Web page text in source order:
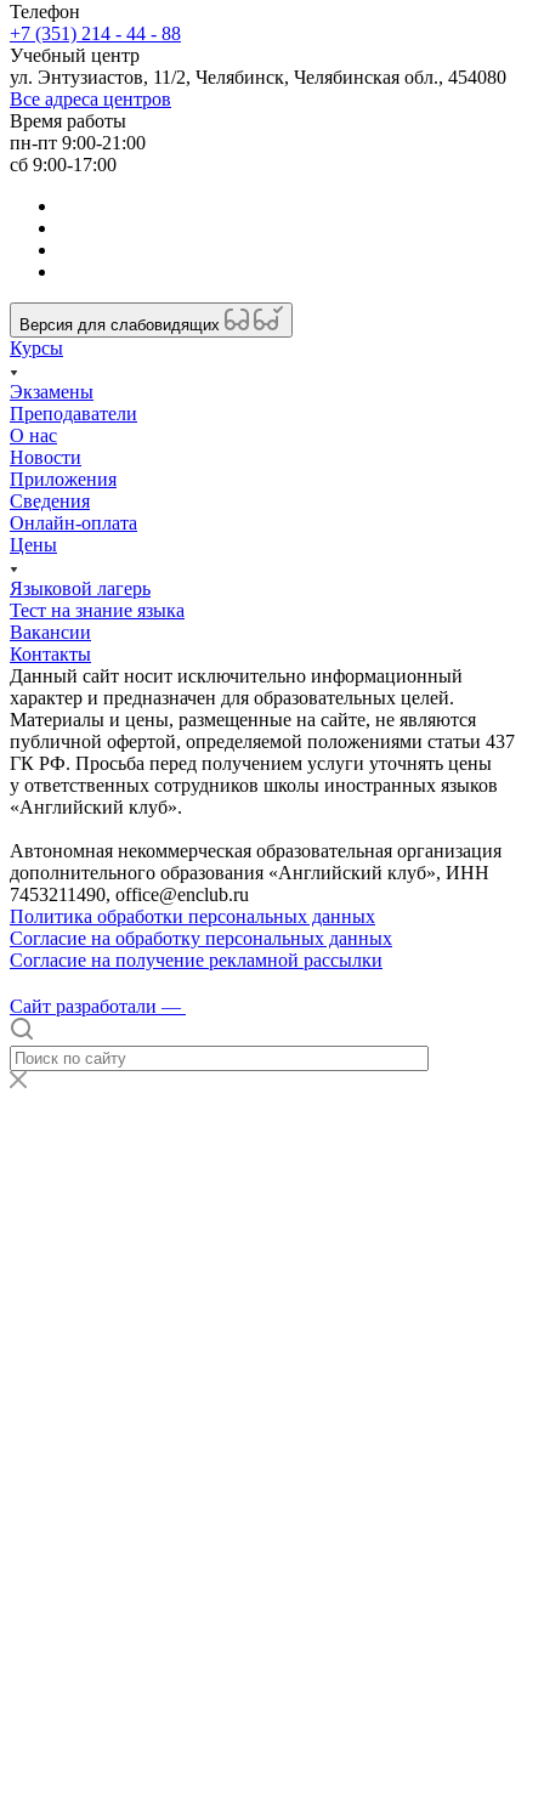
Телефон
+7 (351) 214 - 44 - 88
Учебный центр
ул. Энтузиастов, 11/2, Челябинск, Челябинская обл., 454080
Все адреса центров
Время работы
пн-пт 9:00-21:00
сб 9:00-17:00
Версия для слабовидящих
Курсы
Экзамены
Преподаватели
О нас
Новости
Приложения
Сведения
Онлайн-оплата
Цены
Языковой лагерь
Тест на знание языка
Вакансии
Контакты
Данный сайт носит исключительно информационный
характер и предназначен для образовательных целей.
Материалы и цены, размещенные на сайте, не являются
публичной офертой, определяемой положениями статьи 437
ГК РФ. Просьба перед получением услуги уточнять цены
у ответственных сотрудников школы иностранных языков
«Английский клуб».
Автономная некоммерческая образовательная организация
дополнительного образования «Английский клуб», ИНН
7453211490, office@enclub.ru
Политика обработки персональных данных
Согласие на обработку персональных данных
Согласие на получение рекламной рассылки
Сайт разработали —